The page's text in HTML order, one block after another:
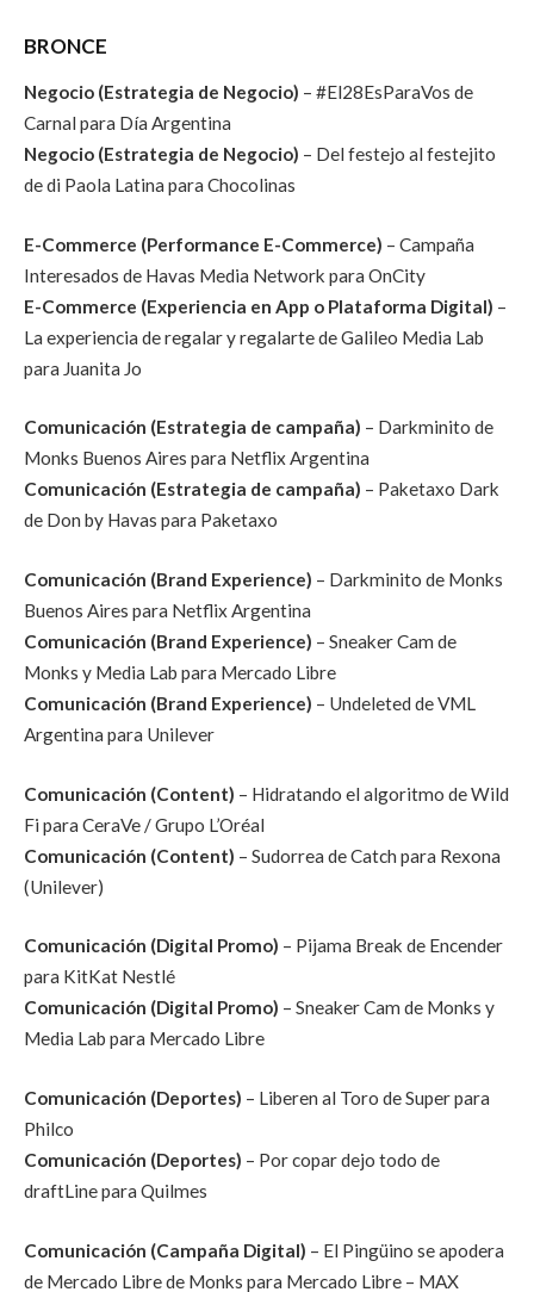
BRONCE
Negocio (Estrategia de Negocio) – #El28EsParaVos de
Carnal para Día Argentina
Negocio (Estrategia de Negocio) – Del festejo al festejito
de di Paola Latina para Chocolinas
E-Commerce (Performance E-Commerce) – Campaña
Interesados de Havas Media Network para OnCity
E-Commerce (Experiencia en App o Plataforma Digital) –
La experiencia de regalar y regalarte de Galileo Media Lab
para Juanita Jo
Comunicación (Estrategia de campaña) – Darkminito de
Monks Buenos Aires para Netflix Argentina
Comunicación (Estrategia de campaña) – Paketaxo Dark
de Don by Havas para Paketaxo
Comunicación (Brand Experience) – Darkminito de Monks
Buenos Aires para Netflix Argentina
Comunicación (Brand Experience) – Sneaker Cam de
Monks y Media Lab para Mercado Libre
Comunicación (Brand Experience) – Undeleted de VML
Argentina para Unilever
Comunicación (Content) – Hidratando el algoritmo de Wild
Fi para CeraVe / Grupo L’Oréal
Comunicación (Content) – Sudorrea de Catch para Rexona
(Unilever)
Comunicación (Digital Promo) – Pijama Break de Encender
para KitKat Nestlé
Comunicación (Digital Promo) – Sneaker Cam de Monks y
Media Lab para Mercado Libre
Comunicación (Deportes) – Liberen al Toro de Super para
Philco
Comunicación (Deportes) – Por copar dejo todo de
draftLine para Quilmes
Comunicación (Campaña Digital) – El Pingüino se apodera
de Mercado Libre de Monks para Mercado Libre – MAX